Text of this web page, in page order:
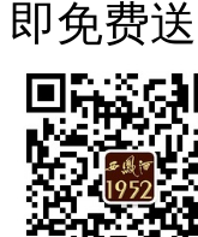
即免费送